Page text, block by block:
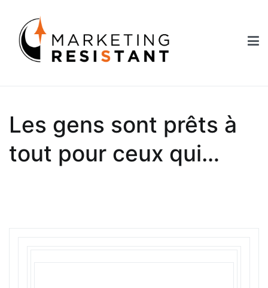
contenu
Les gens sont prêts à
tout pour ceux qui…